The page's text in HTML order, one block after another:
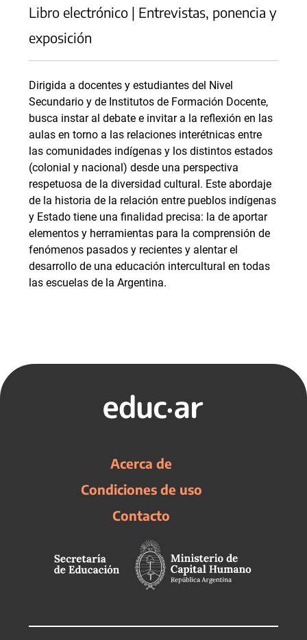
Libro electrónico | Entrevistas, ponencia y
exposición
Dirigida a docentes y estudiantes del Nivel
Secundario y de Institutos de Formación Docente,
busca instar al debate e invitar a la reflexión en las
aulas en torno a las relaciones interétnicas entre
las comunidades indígenas y los distintos estados
(colonial y nacional) desde una perspectiva
respetuosa de la diversidad cultural. Este abordaje
de la historia de la relación entre pueblos indígenas
y Estado tiene una finalidad precisa: la de aportar
elementos y herramientas para la comprensión de
fenómenos pasados y recientes y alentar el
desarrollo de una educación intercultural en todas
las escuelas de la Argentina.
Acerca de
Condiciones de uso
Contacto